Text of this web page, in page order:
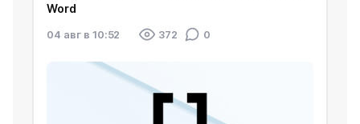
Word
04 авг в 10:52 372 0